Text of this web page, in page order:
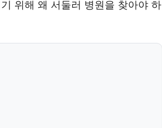
위해 왜 서둘러 병원을 찾아야 하